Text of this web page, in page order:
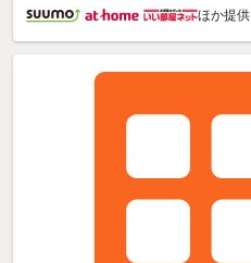
ほか提供